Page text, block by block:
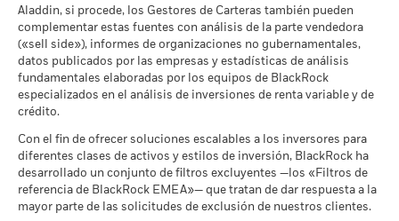
excluidas del cálculo.
Las cifras mostradas hacen referencia a rentabilidades
pasadas.La rentabilidad pasada no es un indicador fiable de
la rentabilidad futura. Los mercados podrían evolucionar de
formas muy diferentes en el futuro. Puede ayudarle a evaluar
La rentabilidad se muestra tomando como base el Valor
Liquidativo (VL), con reinversión de los ingresos brutos
cuando corresponda. La rentabilidad de su inversión puede
aumentar o disminuir como resultado de las fluctuaciones del
valor de las divisas si su inversión se realiza en una divisa
Tensión
Lo que puede recibir una vez deducidos los
Rendimiento medio cada año
Desfavorable
Lo que puede recibir una vez deducidos los
Rendimiento medio cada año
Rendimiento medio cada año
Favorable
Lo que puede recibir una vez deducidos los
Rendimiento medio cada año
El escenario de tensión muestra lo que usted podría recibir en
características de sostenibilidad en lossiguientes enlaces.
Calificación de Fondos ESG
de MSCI (AAA-CCC)
a 17 jul 2026
Puntuación de Calidad ESG
a 17 jul 2026
Clasificación Global de
Fondos de Lipper
a 17 jul 2026
Equity Sector Real Estate
Global
MSCI - Armas de Fuego de
Uso Civil
a 30 jun 2026
0,00%
MSCI - Tabaco
a 30 jun 2026
0,00%
MSCI - Empresas que no
cumplen lo establecido en el
Pacto Mundial de las
Naciones Unidas
a 30 jun 2026
0,00%
Ver todos los documentos
Aladdin, si procede, los Gestores de Carteras también pueden
complementar estas fuentes con análisis de la parte vendedora
(«sell side»), informes de organizaciones no gubernamentales,
datos publicados por las empresas y estadísticas de análisis
fundamentales elaboradas por los equipos de BlackRock
especializados en el análisis de inversiones de renta variable y de
crédito.
Con el fin de ofrecer soluciones escalables a los inversores para
diferentes clases de activos y estilos de inversión, BlackRock ha
desarrollado un conjunto de filtros excluyentes —los «Filtros de
referencia de BlackRock EMEA»— que tratan de dar respuesta a la
mayor parte de las solicitudes de exclusión de nuestros clientes.